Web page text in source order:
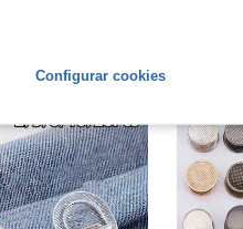
Configurar cookies